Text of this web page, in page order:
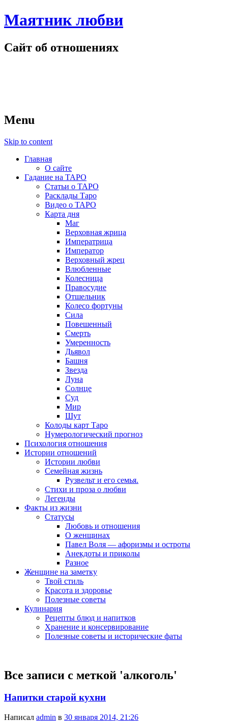
Маятник любви
Сайт об отношениях
Menu
Skip to content
Главная
О сайте
Гадание на ТАРО
Статьи о ТАРО
Расклады Таро
Видео о ТАРО
Карта дня
Маг
Верховная жрица
Императрица
Император
Верховный жрец
Влюбленные
Колесница
Правосудие
Отшельник
Колесо фортуны
Сила
Повешенный
Смерть
Умеренность
Дьявол
Башня
Звезда
Луна
Солнце
Суд
Мир
Шут
Колоды карт Таро
Нумерологический прогноз
Психология отношения
Истории отношений
Истории любви
Семейная жизнь
Рузвельт и его семья.
Стихи и проза о любви
Легенды
Факты из жизни
Статусы
Любовь и отношения
О женщинах
Павел Воля — афоризмы и остроты
Анекдоты и приколы
Разное
Женщине на заметку
Твой стиль
Красота и здоровье
Полезные советы
Кулинария
Рецепты блюд и напитков
Хранение и консервирование
Полезные советы и исторические фаты
Все записи с меткой 'алкоголь'
Напитки старой кухни
Написал admin в 30 января 2014, 21:26